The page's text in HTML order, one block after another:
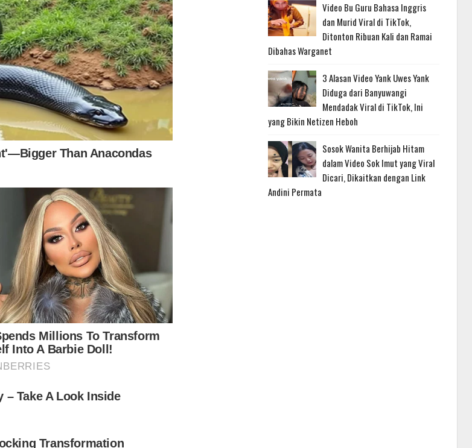
Video Bu Guru Bahasa Inggris
dan Murid Viral di TikTok,
Ditonton Ribuan Kali dan Ramai
Dibahas Warganet
3 Alasan Video Yank Uwes Yank
Diduga dari Banyuwangi
Mendadak Viral di TikTok, Ini
yang Bikin Netizen Heboh
Sosok Wanita Berhijab Hitam
dalam Video Sok Imut yang Viral
Dicari, Dikaitkan dengan Link
Andini Permata